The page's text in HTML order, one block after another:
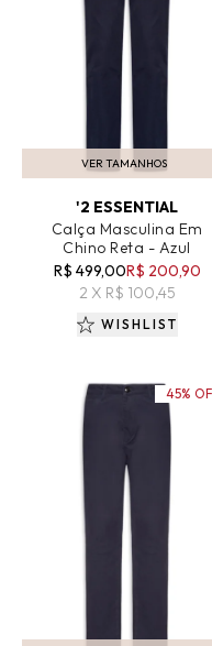
VER TAMANHOS
ADICIONAR AO CARRINHO
'2 ESSENTIAL
Calça Masculina Em
Chino Reta - Azul
R$ 499,00R$ 200,90
2 X R$ 100,45
WISHLIST
45%